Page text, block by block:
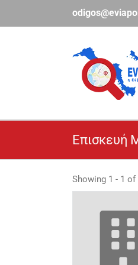
περιεχόμενο
Επισκευή
Showing 1 - 1 of